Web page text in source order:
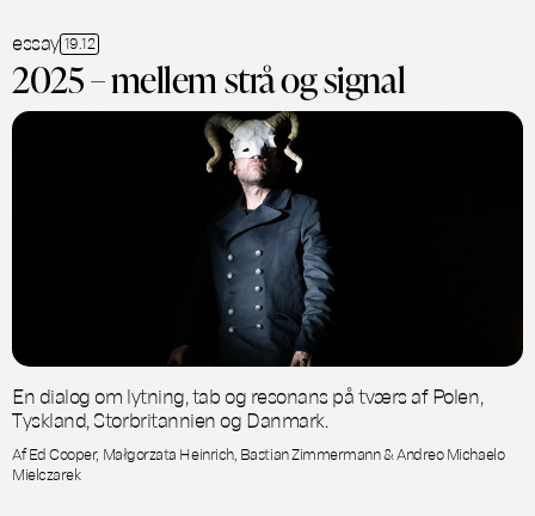
essay 19.12
2025 – mellem strå og signal
En dialog om lytning, tab og resonans på tværs af Polen,
Tyskland, Storbritannien og Danmark.
Af Ed Cooper, Małgorzata Heinrich, Bastian Zimmermann & Andreo Michaelo
Mielczarek